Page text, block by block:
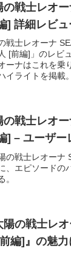
の戦士レオ
] 詳細レビ
戦士レオーナ
[前編]」のレビ
ーナはこれを乗
イライトを掲載。
の戦士レオ
] – ユーザー
の戦士レオーナ
、エピソードの
。
陽の戦士レ
編]』の魅力